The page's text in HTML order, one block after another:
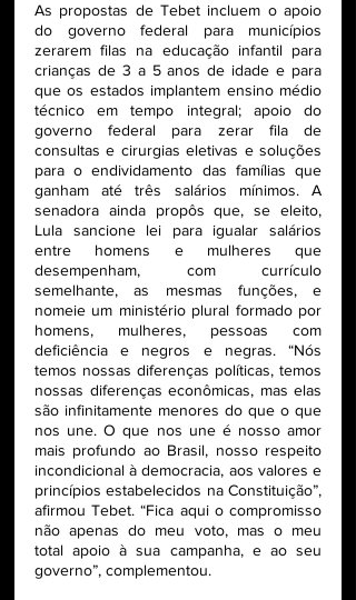
As propostas de Tebet incluem o apoio
do governo federal para municípios
zerarem filas na educação infantil para
crianças de 3 a 5 anos de idade e para
que os estados implantem ensino médio
técnico em tempo integral; apoio do
governo federal para zerar fila de
consultas e cirurgias eletivas e soluções
para o endividamento das famílias que
ganham até três salários mínimos. A
senadora ainda propôs que, se eleito,
Lula sancione lei para igualar salários
entre homens e mulheres que
desempenham, com currículo
semelhante, as mesmas funções, e
nomeie um ministério plural formado por
homens, mulheres, pessoas com
deficiência e negros e negras. “Nós
temos nossas diferenças políticas, temos
nossas diferenças econômicas, mas elas
são infinitamente menores do que o que
nos une. O que nos une é nosso amor
mais profundo ao Brasil, nosso respeito
incondicional à democracia, aos valores e
princípios estabelecidos na Constituição”,
afirmou Tebet. “Fica aqui o compromisso
não apenas do meu voto, mas o meu
total apoio à sua campanha, e ao seu
governo”, complementou.